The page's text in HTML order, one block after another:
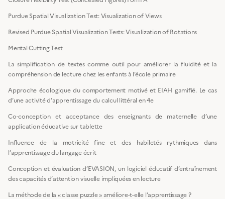
Purdue Spatial Visualization Test: Visualization of Views
Revised Purdue Spatial Visualization Tests: Visualization of Rotations
Mental Cutting Test
La simplification de textes comme outil pour améliorer la fluidité et la
compréhension de lecture chez les enfants à l’école primaire
Approche écologique du comportement motivé et EIAH gamifié. Le cas
d’une activité d’apprentissage du calcul littéral en 4e
Co-conception et acceptance des enseignants de maternelle d’une
application éducative sur tablette
Influence de la motricité fine et des habiletés rythmiques dans
l’apprentissage du langage écrit
Conception et évaluation d’EVASION, un logiciel éducatif d’entraînement
des capacités d’attention visuelle impliquées en lecture
La méthode de la « classe puzzle » améliore-t-elle l’apprentissage ?